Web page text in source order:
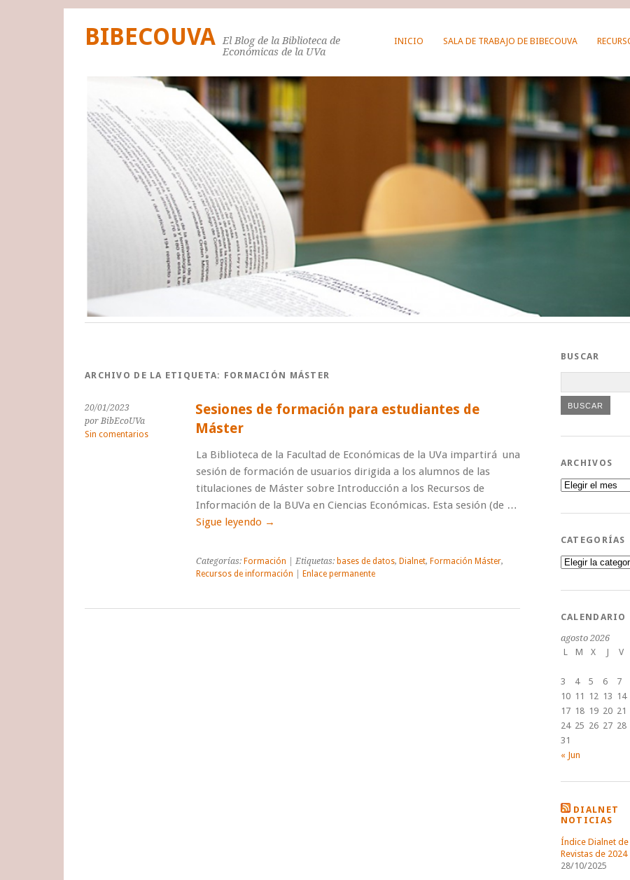
INICIO SALA DE TRABAJO DE BIBECOUVA
BIBECOUVA
El Blog de la Biblioteca de
Económicas de la UVa
ARCHIVO DE LA ETIQUETA: FORMACIÓN MÁSTER
20/01/2023
por BibEcoUVa
Sin comentarios
Sesiones de formación para estudiantes de
Máster
La Biblioteca de la Facultad de Económicas de la UVa impartirá una
sesión de formación de usuarios dirigida a los alumnos de las
titulaciones de Máster sobre Introducción a los Recursos de
Información de la BUVa en Ciencias Económicas. Esta sesión (de …
Sigue leyendo →
Categorías: Formación | Etiquetas: bases de datos, Dialnet, Formación Máster,
Recursos de información
Enlace permanente
BUSCAR
ARCHIVOS
Archivos
CATEGORÍAS
Categorías
CALENDARIO
agosto 2026
L
M X J V
3
4 5 6 7
10 11 12 13 14
17 18 19 20 21
24 25 26 27 28
31
« Jun
DIALNET
NOTICIAS
Índice Dialnet de
Revistas de 2024
28/10/2025